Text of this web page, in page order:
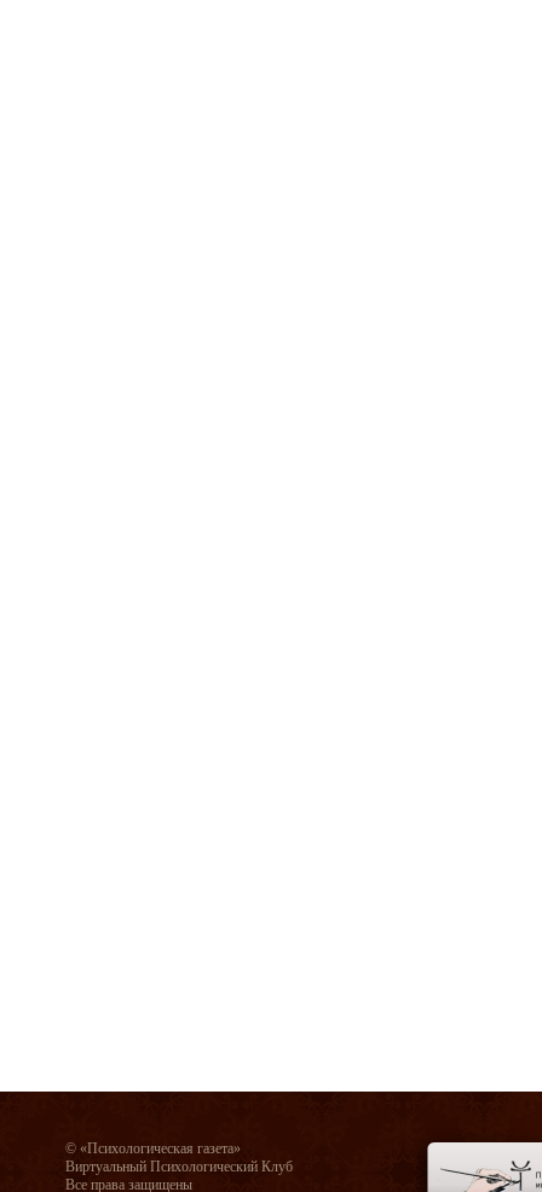
© «Психологическая газета»
Виртуальный Психологический Клуб
Все права защищены